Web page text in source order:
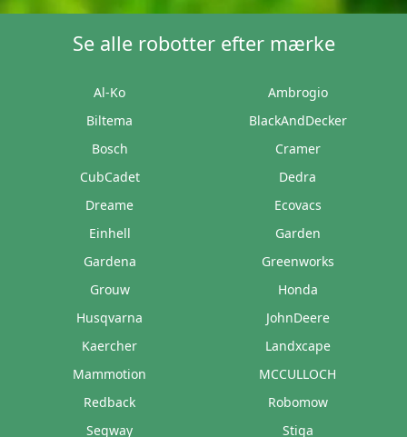
Se alle robotter efter mærke
Al-Ko
Ambrogio
Biltema
BlackAndDecker
Bosch
Cramer
CubCadet
Dedra
Dreame
Ecovacs
Einhell
Garden
Gardena
Greenworks
Grouw
Honda
Husqvarna
JohnDeere
Kaercher
Landxcape
Mammotion
MCCULLOCH
Redback
Robomow
Segway
Stiga